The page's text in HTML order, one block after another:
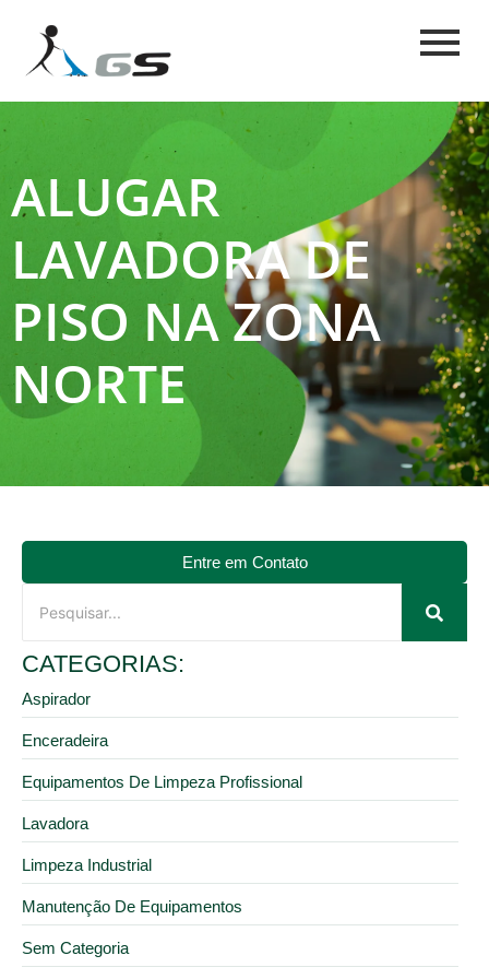
ALUGAR
LAVADORA DE
PISO NA ZONA
NORTE
Entre em Contato
CATEGORIAS:
Aspirador
Enceradeira
Equipamentos De Limpeza Profissional
Lavadora
Limpeza Industrial
Manutenção De Equipamentos
Sem Categoria